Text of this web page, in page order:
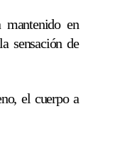
mantenido en
sensación de
el cuerpo a